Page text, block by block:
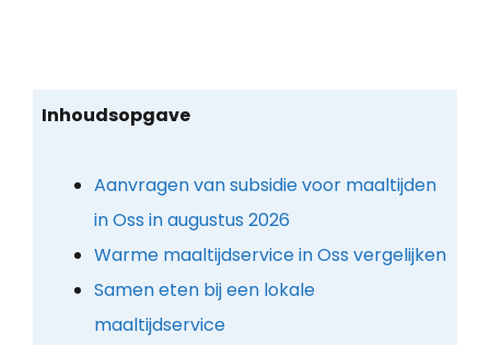
Inhoudsopgave
Aanvragen van subsidie voor maaltijden
in Oss in augustus 2026
Warme maaltijdservice in Oss vergelijken
Samen eten bij een lokale
maaltijdservice